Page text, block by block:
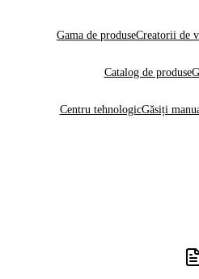
Gama de produseCreatorii de
Catalog de produse
Centru tehnologicGăsiți